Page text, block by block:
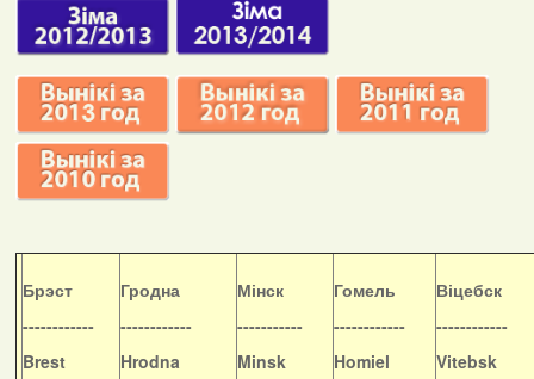
Брэст
------------
Brest
Гродна
------------
Hrodna
Мінск
-----------
Minsk
Гомель
------------
Homiel
Віцебск
------------
Vitebsk